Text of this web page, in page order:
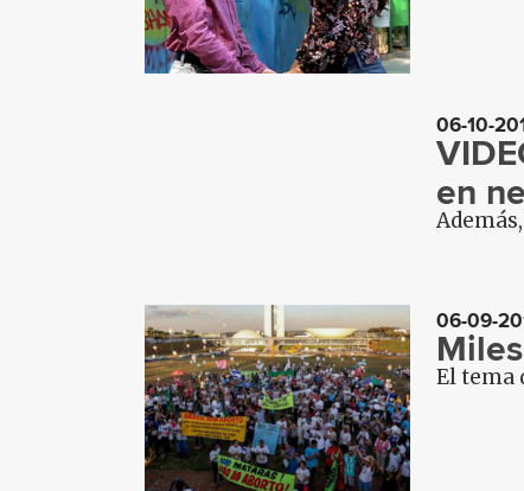
06-10-
en
06-09-
El tema